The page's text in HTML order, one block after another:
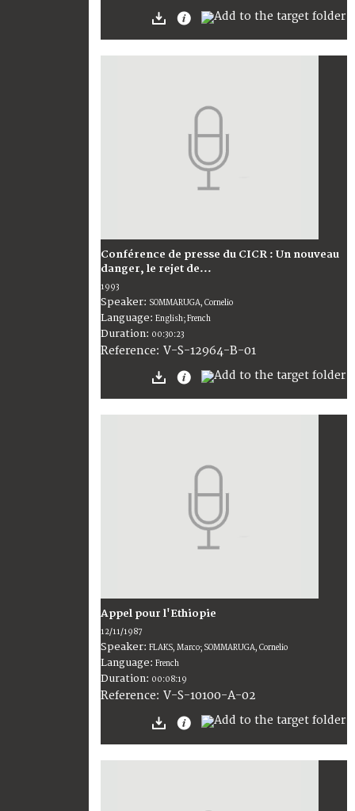
Conférence de presse du CICR : Un nouveau
danger, le rejet de...
1993
Speaker: SOMMARUGA, Cornelio
Language: English; French
Duration: 00:30:23
Reference: V-S-12964-B-01
Appel pour l'Ethiopie
12/11/1987
Speaker: FLAKS, Marco; SOMMARUGA, Cornelio
Language: French
Duration: 00:08:19
Reference: V-S-10100-A-02